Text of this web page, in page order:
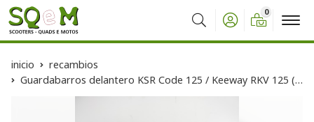
Buscar
0
inicio
recambios
Guardabarros delantero KSR Code 125 / Keeway RKV 125 (Ocasion)